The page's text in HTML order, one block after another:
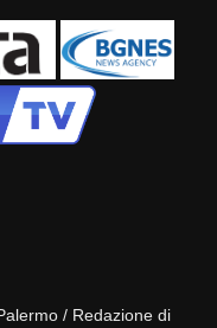
/ Redazione di